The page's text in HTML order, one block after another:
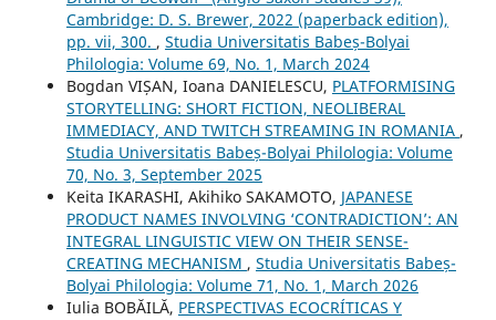
Cambridge: D. S. Brewer, 2022 (paperback edition),
pp. vii, 300. , Studia Universitatis Babeș-Bolyai
Philologia: Volume 69, No. 1, March 2024
Bogdan VIȘAN, Ioana DANIELESCU, PLATFORMISING
STORYTELLING: SHORT FICTION, NEOLIBERAL
IMMEDIACY, AND TWITCH STREAMING IN ROMANIA ,
Studia Universitatis Babeș-Bolyai Philologia: Volume
70, No. 3, September 2025
Keita IKARASHI, Akihiko SAKAMOTO, JAPANESE
PRODUCT NAMES INVOLVING ‘CONTRADICTION’: AN
INTEGRAL LINGUISTIC VIEW ON THEIR SENSE-
CREATING MECHANISM , Studia Universitatis Babeș-
Bolyai Philologia: Volume 71, No. 1, March 2026
Iulia BOBĂILĂ, PERSPECTIVAS ECOCRÍTICAS Y